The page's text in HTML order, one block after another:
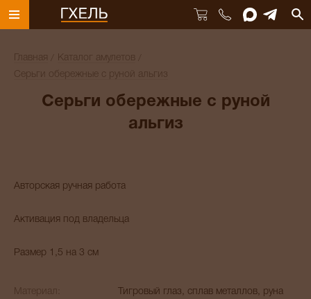
Главная
Каталог амулетов
Серьги обережные с руной альгиз
Серьги обережные с руной
альгиз
Авторская ручная работа
Активация под владельца
Размер 1,5 на 3 см
Материал:
Тигровый глаз, сплав металлов, руна